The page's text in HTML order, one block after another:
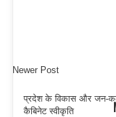
Newer Post
प्रदेश के विकास और जन-
कैबिनेट स्वीकृति